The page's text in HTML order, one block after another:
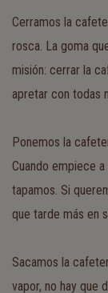
Cerramos la
rosca. La goma
misión: cerrar la
apretar con todas
Ponemos la
Cuando empiece
tapamos. Si
que tarde más en
Sacamos la
vapor, no hay que